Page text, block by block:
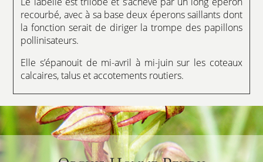
recourbé, avec à sa base deux éperons saillants dont
la fonction serait de diriger la trompe des papillons
pollinisateurs.
Elle s’épanouit de mi-avril à mi-juin sur les coteaux
calcaires, talus et accotements routiers.